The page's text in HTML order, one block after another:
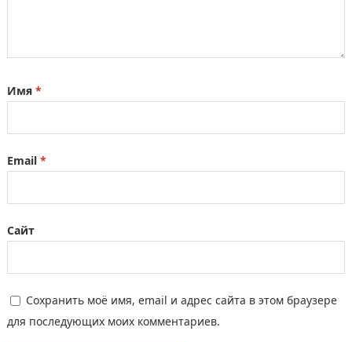
Имя *
Email *
Сайт
Сохранить моё имя, email и адрес сайта в этом браузере
для последующих моих комментариев.